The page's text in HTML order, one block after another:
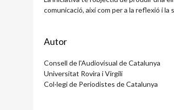
comunicació, així com per a la reflexió i
Autor
Consell de l'Audiovisual de Catalunya
Universitat Rovira i Virgili
Col·legi de Periodistes de Catalunya